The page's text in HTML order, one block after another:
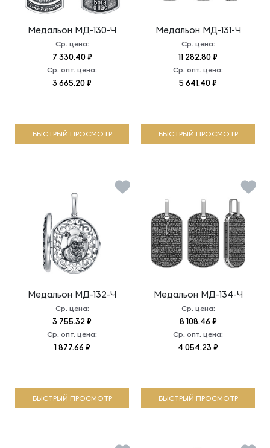
Медальон МД-130-Ч
Ср. цена:
7 330.40 ₽
Ср. опт. цена:
3 665.20 ₽
БЫСТРЫЙ ПРОСМОТР
Медальон МД-131-Ч
Ср. цена:
11 282.80 ₽
Ср. опт. цена:
5 641.40 ₽
БЫСТРЫЙ ПРОСМОТР
Медальон МД-132-Ч
Ср. цена:
3 755.32 ₽
Ср. опт. цена:
1 877.66 ₽
БЫСТРЫЙ ПРОСМОТР
Медальон МД-134-Ч
Ср. цена:
8 108.46 ₽
Ср. опт. цена:
4 054.23 ₽
БЫСТРЫЙ ПРОСМОТР